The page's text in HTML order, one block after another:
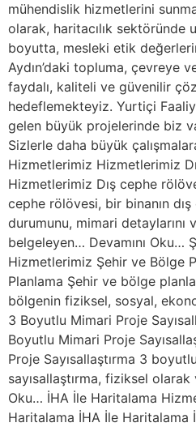
mühendislik hizmetlerini
olarak, haritacılık sektöründe
boyutta, mesleki etik
Aydın’daki topluma, çevreye
faydalı, kaliteli ve güvenilir
hedeflemekteyiz. Yurtiçi
gelen büyük projelerinde biz
Sizlerle daha büyük
Hizmetlerimiz Hizmetlerimiz
Hizmetlerimiz Dış cephe
cephe rölövesi, bir binanın
durumunu, mimari detaylarını
belgeleyen… Devamını Oku…
Hizmetlerimiz Şehir ve Bölge
Planlama Şehir ve bölge
bölgenin fiziksel, sosyal,
3 Boyutlu Mimari Proje
Boyutlu Mimari Proje
Proje Sayısallaştırma 3
sayısallaştırma, fiziksel
Oku… İHA İle Haritalama
Haritalama İHA İle Haritalama